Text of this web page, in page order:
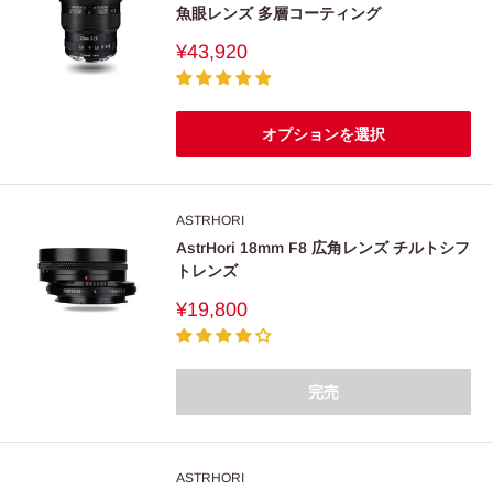
魚眼レンズ 多層コーティング
販
売
価
格
¥43,920
オプションを選択
ASTRHORI
AstrHori 18mm F8 広角レンズ チルトシフ
トレンズ
販
売
価
格
¥19,800
完売
ASTRHORI